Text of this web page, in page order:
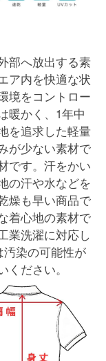
部へ放出する素
ア内を快適な状
境をコントロー
暖かく、1年中
を追求した軽量
が少ない素材で
です。汗をかい
の汗や水などを
燥も早い商品で
着心地の素材で
業洗濯に対応し
染の可能性が
ださい。